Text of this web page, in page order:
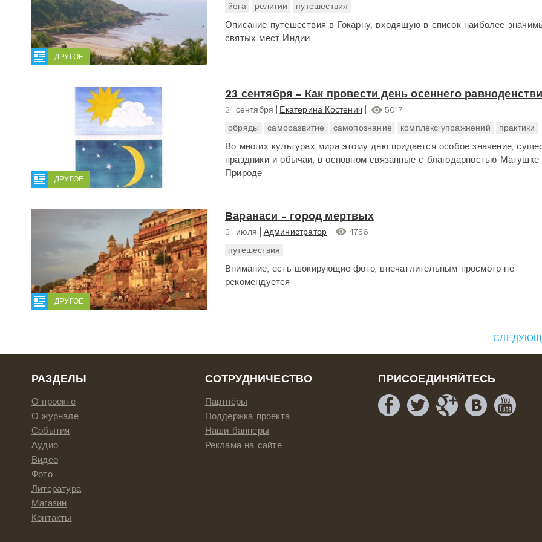
ДРУГОЕ
йога
религии путешествия
Описание путешествия в Гокарну, входящую в список наиболее
святых мест Индии.
ДРУГОЕ
23 сентября - Как провести день осеннего
21 сентября Екатерина Костенич
5017
обряды
саморазвитие самопознание комплекс упражнений практики
Во многих культурах мира этому дню придается особое значение,
праздники и обычаи, в основном связанные с благодарностью Матушке-
Природе.
ДРУГОЕ
Варанаси - город мертвых
31 июля Администратор
4756
путешествия
Внимание, есть шокирующие фото, впечатлительным просмотр не
рекомендуется
РАЗДЕЛЫ
О проекте
О журнале
События
Аудио
Видео
Фото
Литература
Магазин
Контакты
СОТРУДНИЧЕСТВО
Партнёры
Поддержка проекта
Наши баннеры
Реклама на сайте
ПРИСОЕДИНЯЙТЕСЬ